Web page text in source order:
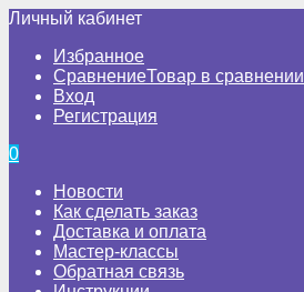
Личный кабинет
Избранное
СравнениеТовар в сравнении
Вход
Регистрация
0
Новости
Как сделать заказ
Доставка и оплата
Мастер-классы
Обратная связь